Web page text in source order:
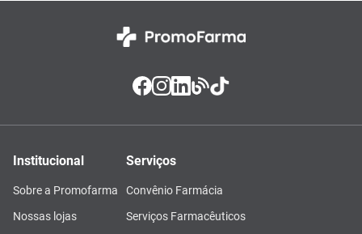
Institucional
Sobre a Promofarma
Nossas lojas
Serviços
Convênio Farmácia
Serviços Farmacêuticos